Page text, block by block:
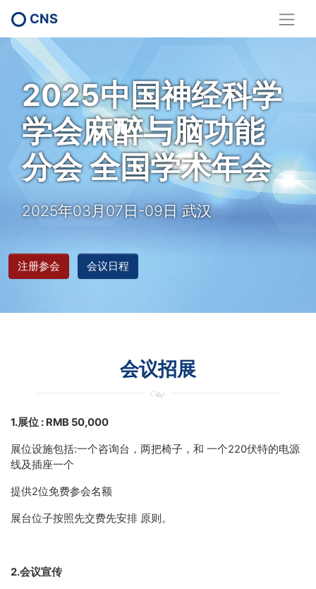
CNS
2025中国神经科学
学会麻醉与脑功能
分会 全国学术年会
2025年03月07日-09日 武汉
注册参会 会议日程
会议招展
1.展位 : RMB 50,000
展位设施包括:一个咨询台，两把椅子，和 一个220伏特的电源
线及插座一个
提供2位免费参会名额
展台位子按照先交费先安排 原则。
2.会议宣传